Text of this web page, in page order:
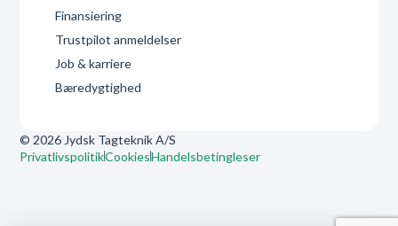
Finansiering
Trustpilot anmeldelser
Job & karriere
Bæredygtighed
© 2026 Jydsk Tagteknik A/S
PrivatlivspolitikCookiesHandelsbetingleser